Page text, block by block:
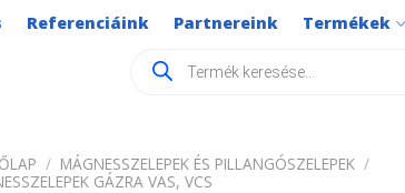
Referenciáink Partnereink Termékek
search
/ MÁGNESSZELEPEK ÉS PILLANGÓSZELEPEK /
GÁZRA VAS, VCS